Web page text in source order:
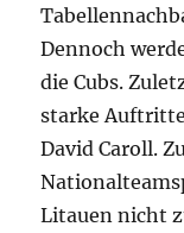
Dennoch
die Cubs.
starke
David Caroll.
Litauen nicht